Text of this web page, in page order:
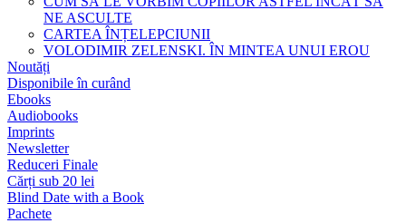
NE ASCULTE
CARTEA ÎNȚELEPCIUNII
VOLODIMIR ZELENSKI. ÎN MINTEA UNUI EROU
Noutăți
Disponibile în curând
Ebooks
Audiobooks
Imprints
Newsletter
Reduceri Finale
Cărți sub 20 lei
Blind Date with a Book
Pachete